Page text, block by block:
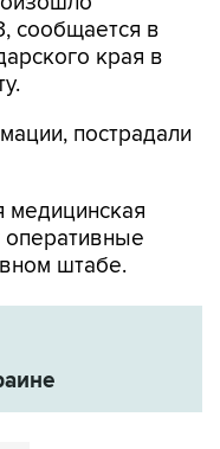
сообщается в
края в
пострадали
штабе.